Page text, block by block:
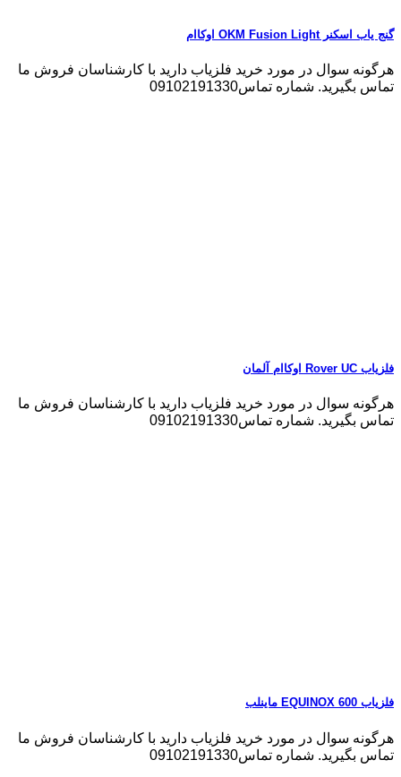
گنج یاب اسکنر OKM Fusion Light اوکاام
هرگونه سوال در مورد خرید فلزیاب دارید با کارشناسان فروش ما
تماس بگیرید. شماره تماس09102191330
فلزیاب Rover UC اوکاام آلمان
هرگونه سوال در مورد خرید فلزیاب دارید با کارشناسان فروش ما
تماس بگیرید. شماره تماس09102191330
فلزیاب EQUINOX 600 ماینلب
هرگونه سوال در مورد خرید فلزیاب دارید با کارشناسان فروش ما
تماس بگیرید. شماره تماس09102191330